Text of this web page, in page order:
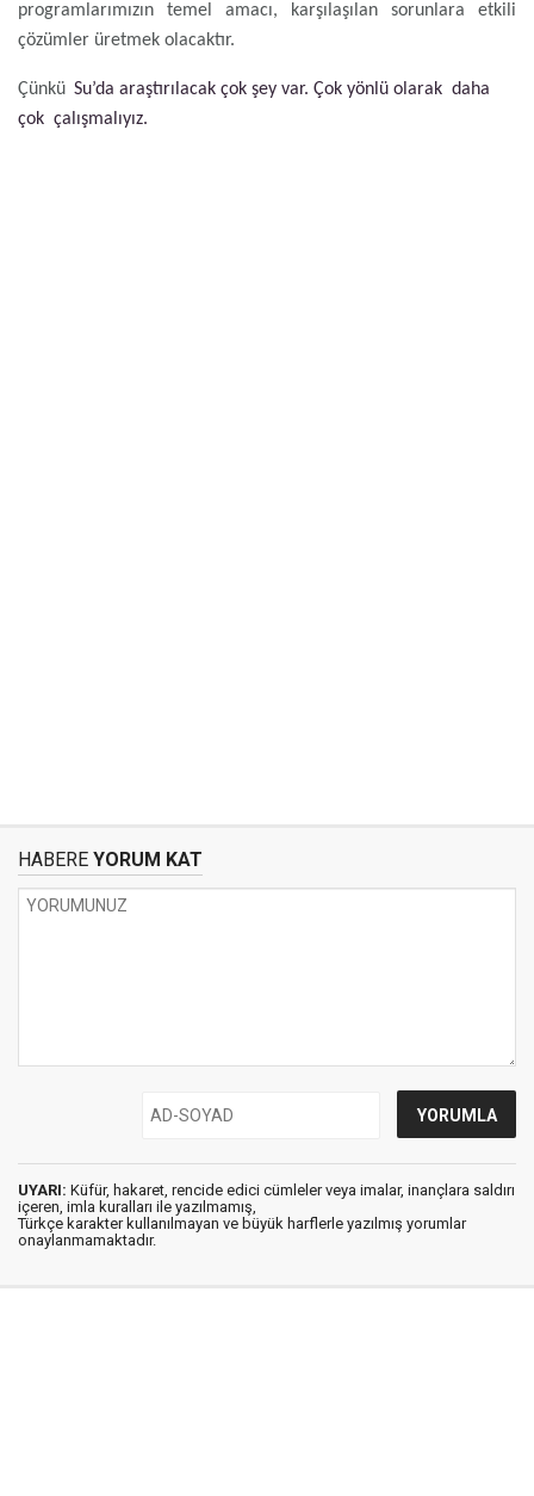
programlarımızın temel amacı, karşılaşılan sorunlara etkili
çözümler üretmek olacaktır.
Çünkü Su’da araştırılacak çok şey var. Çok yönlü olarak daha
çok çalışmalıyız.
HABERE YORUM KAT
UYARI: Küfür, hakaret, rencide edici cümleler veya imalar, inançlara saldırı
içeren, imla kuralları ile yazılmamış,
Türkçe karakter kullanılmayan ve büyük harflerle yazılmış yorumlar
onaylanmamaktadır.